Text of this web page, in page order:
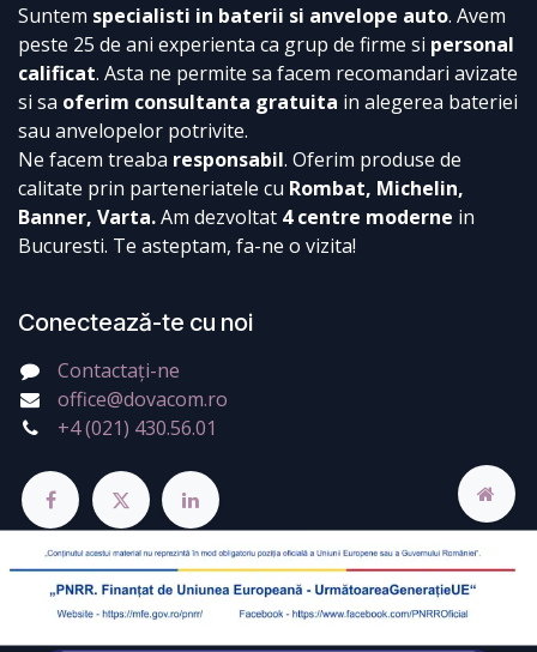
Suntem specialisti in baterii si anvelope auto. Avem
peste 25 de ani experienta ca grup de firme si personal
calificat. Asta ne permite sa facem recomandari avizate
si sa oferim consultanta gratuita in alegerea bateriei
sau anvelopelor potrivite.
Ne facem treaba responsabil. Oferim produse de
calitate prin parteneriatele cu Rombat, Michelin,
Banner, Varta.Am dezvoltat 4 centre moderne in
Bucuresti. Te asteptam, fa-ne o vizita!
Conectează-te cu noi
Contactați-ne
office@dovacom.ro
+4 (021) 430.56.01